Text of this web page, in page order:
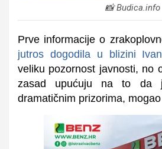
📸 Budica.info
Prve informacije o
jutros dogodila u blizini
veliku pozornost javnosti, no
zasad upućuju na to da
dramatičnim prizorima,